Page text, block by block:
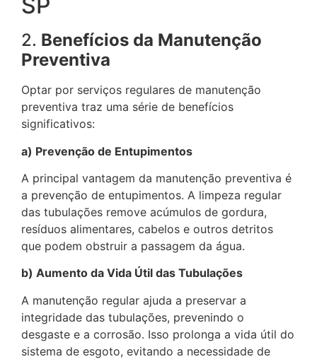
2. Benefícios da Manutenção
Preventiva
Optar por serviços regulares de manutenção
preventiva traz uma série de benefícios
significativos:
a) Prevenção de Entupimentos
A principal vantagem da manutenção preventiva é
a prevenção de entupimentos. A limpeza regular
das tubulações remove acúmulos de gordura,
resíduos alimentares, cabelos e outros detritos
que podem obstruir a passagem da água.
b) Aumento da Vida Útil das Tubulações
A manutenção regular ajuda a preservar a
integridade das tubulações, prevenindo o
desgaste e a corrosão. Isso prolonga a vida útil do
sistema de esgoto, evitando a necessidade de